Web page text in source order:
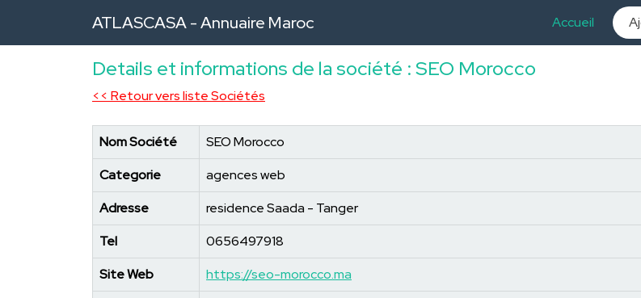
ATLASCASA -Annuaire Maroc Accueil
Details et informations de la société : SEO Morocco
<< Retour vers liste Sociétés
Nom Société
SEO Morocco
Categorie
agences web
Adresse
residence Saada - Tanger
Tel
0656497918
Site Web
https://seo-morocco.ma